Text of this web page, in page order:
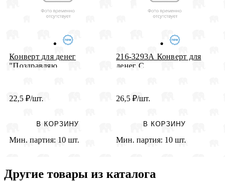
Конверт для денег
"Поздравляю...
22,5 ₽/шт.
В КОРЗИНУ
Мин. партия: 10 шт.
216-3293А Конверт для
денег С ...
26,5 ₽/шт.
В КОРЗИНУ
Мин. партия: 10 шт.
Другие товары из каталога